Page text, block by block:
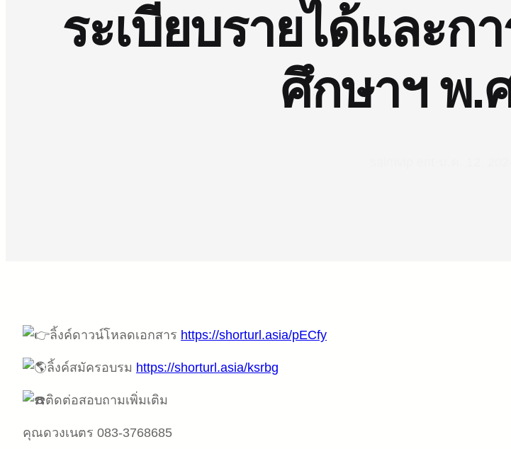
ระเบียบรายได้และก
ศึกษาฯ พ.
ลิ้งค์ดาวน์โหลดเอกสาร https://shorturl.asia/pECfy
ลิ้งค์สมัครอบรม https://shorturl.asia/ksrbg
ติดต่อสอบถามเพิ่มเติม
คุณดวงเนตร 083-3768685